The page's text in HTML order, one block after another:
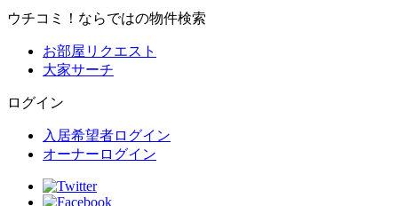
ウチコミ！ならではの物件検索
お部屋リクエスト
大家サーチ
ログイン
入居希望者ログイン
オーナーログイン